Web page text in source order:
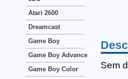
Sem
Atari 2600
Dreamcast
Game Boy
Game Boy Advance
Game Boy Color